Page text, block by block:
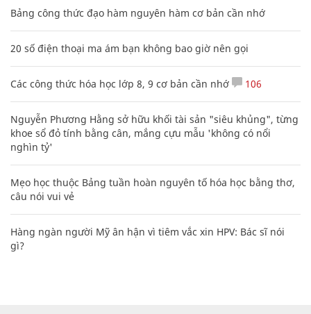
Bảng công thức đạo hàm nguyên hàm cơ bản cần nhớ
20 số điện thoại ma ám bạn không bao giờ nên gọi
Các công thức hóa học lớp 8, 9 cơ bản cần nhớ 106
Nguyễn Phương Hằng sở hữu khối tài sản "siêu khủng", từng
khoe sổ đỏ tính bằng cân, mắng cựu mẫu 'không có nổi
nghìn tỷ'
Mẹo học thuộc Bảng tuần hoàn nguyên tố hóa học bằng thơ,
câu nói vui vẻ
Hàng ngàn người Mỹ ân hận vì tiêm vắc xin HPV: Bác sĩ nói
gì?